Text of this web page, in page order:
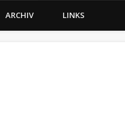
ARCHIV LINKS